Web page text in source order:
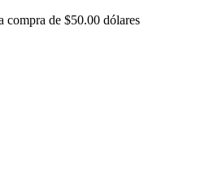
compra de $50.00 dólares